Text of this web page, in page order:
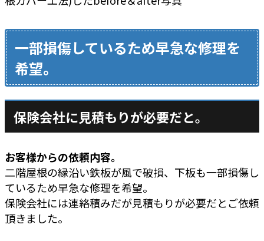
一部損傷しているため早急な修理を
希望。
保険会社に見積もりが必要だと。
お客様からの依頼内容。
二階屋根の縁沿い鉄板が風で破損、下板も一部損傷し
ているため早急な修理を希望。
保険会社には連絡積みだが見積もりが必要だとご依頼
頂きました。